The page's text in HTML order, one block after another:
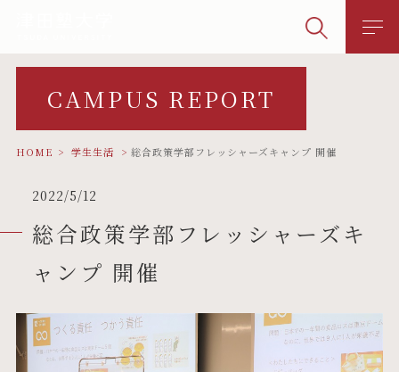
CAMPUS REPORT
HOME 学生生活 総合政策学部フレッシャーズキャンプ 開催
2022/5/12
総合政策学部フレッシャーズキ
ャンプ 開催